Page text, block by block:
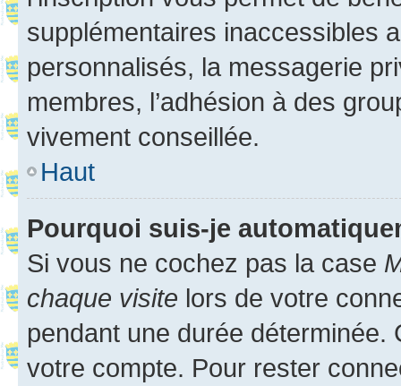
supplémentaires inaccessibles
personnalisés, la messagerie
membres, l’adhésion à des
vivement conseillée.
Haut
Pourquoi suis-je
Si vous ne cochez pas la case
chaque visite lors de votre
pendant une durée déterminée.
votre compte. Pour rester